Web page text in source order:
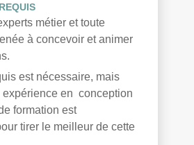
métier et toute
à concevoir et animer
est nécessaire, mais
expérience en conception
formation est
tirer le meilleur de cette